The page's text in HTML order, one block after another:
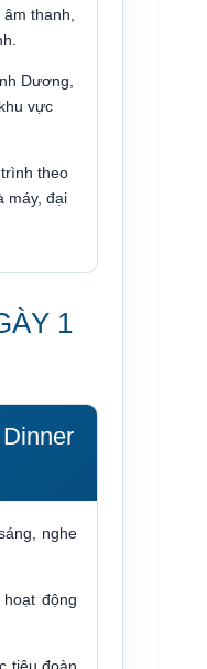
thanh,
Dương,
vực
theo
máy, đại
1
nghe
động